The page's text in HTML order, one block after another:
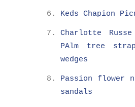
Keds Chapion
Charlotte
PAlm tree
wedges
Passion flower
sandals